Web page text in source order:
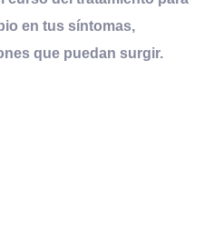
en tus síntomas,
que puedan surgir.